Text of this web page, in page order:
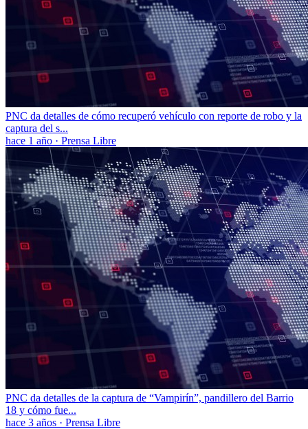
PNC da detalles de cómo recuperó vehículo con reporte de robo y la
captura del s...
hace 1 año · Prensa Libre
PNC da detalles de la captura de “Vampirín”, pandillero del Barrio
18 y cómo fue...
hace 3 años · Prensa Libre